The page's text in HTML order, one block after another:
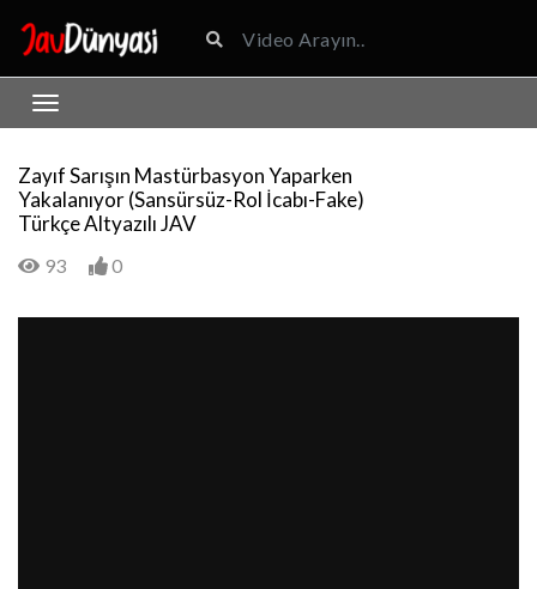
Zayıf Sarışın Mastürbasyon Yaparken
Yakalanıyor (Sansürsüz-Rol İcabı-Fake)
Türkçe Altyazılı JAV
93 0